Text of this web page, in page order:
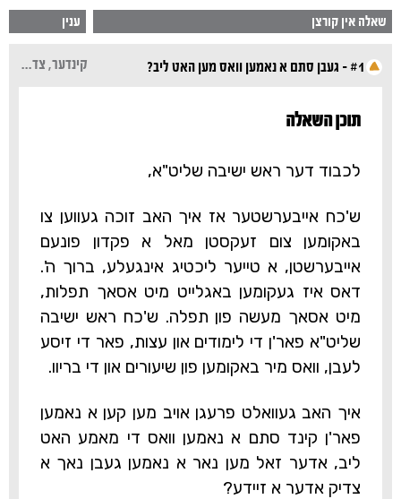
שאלה אין קורצן ענין
#1 - געבן סתם א נאמען וואס מען האט ליב? קינדער, צדיקים, נאמען
תוכן השאלה‎
לכבוד דער ראש ישיבה שליט"א,
ש'כח אייבערשטער אז איך האב זוכה געווען צו
באקומען צום זעקסטן מאל א פקדון פונעם
אייבערשטן, א טייער ליכטיג אינגעלע, ברוך ה'.
דאס איז געקומען באגלייט מיט אסאך תפלות,
מיט אסאך מעשה פון תפלה. ש'כח ראש ישיבה
שליט"א פאר'ן די לימודים און עצות, פאר די זיסע
לעבן, וואס מיר באקומען פון שיעורים און די בריוו.
איך האב געוואלט פרעגן אויב מען קען א נאמען
פאר'ן קינד סתם א נאמען וואס די מאמע האט
ליב, אדער זאל מען נאר א נאמען געבן נאך א
צדיק אדער א זיידע?